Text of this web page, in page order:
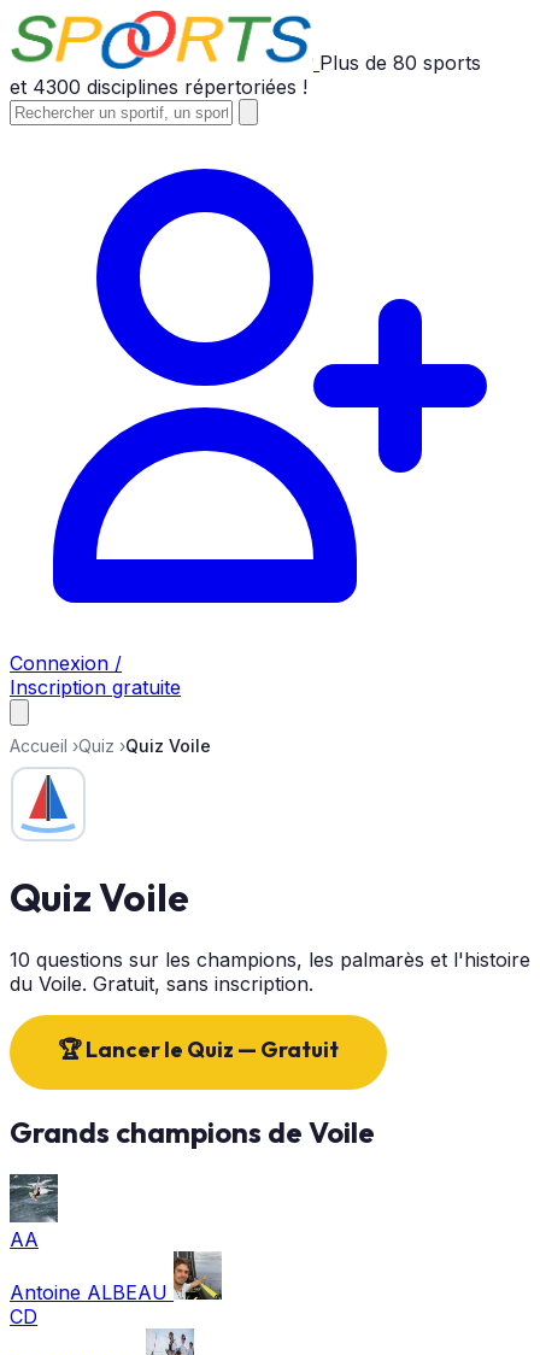
Plus de 80 sports
et 4300 disciplines répertoriées !
Connexion /
Inscription gratuite
Accueil ›Quiz ›Quiz Voile
Quiz Voile
10 questions sur les champions, les palmarès et l'histoire
du Voile. Gratuit, sans inscription.
🏆 Lancer le Quiz — Gratuit
Grands champions de Voile
AA
Antoine ALBEAU
CD